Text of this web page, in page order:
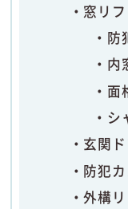
窓リ
防
内
面
シ
玄関
防犯
外構